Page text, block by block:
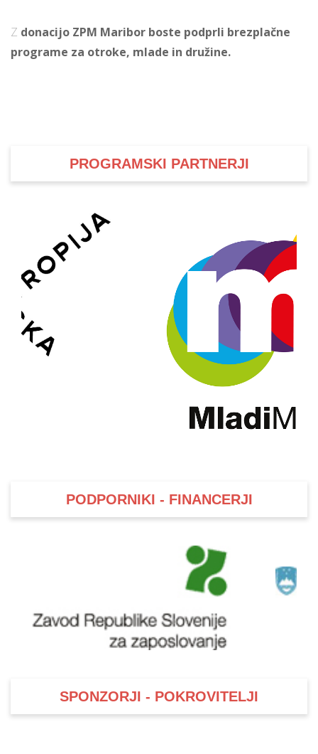
Z donacijo ZPM Maribor boste podprli brezplačne
programe za otroke, mlade in družine.
PROGRAMSKI PARTNERJI
PODPORNIKI - FINANCERJI
SPONZORJI - POKROVITELJI